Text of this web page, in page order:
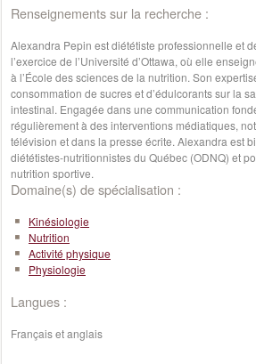
Renseignements sur la recherche :
Alexandra Pepin est diététiste professionnelle et
l’exercice de l’Université d’Ottawa, où elle
à l’École des sciences de la nutrition. Son
consommation de sucres et d’édulcorants sur la
intestinal. Engagée dans une communication
régulièrement à des interventions médiatiques,
télévision et dans la presse écrite. Alexandra est
diététistes-nutritionnistes du Québec (ODNQ) et
nutrition sportive.
Domaine(s) de spécialisation :
Kinésiologie
Nutrition
Activité physique
Physiologie
Langues :
Français et anglais